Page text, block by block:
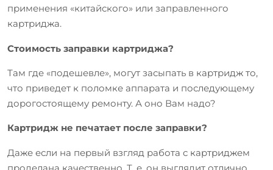
применения «китайского» или заправленного
картриджа.
Стоимость заправки картриджа?
Там где «подешевле», могут засыпать в картридж то,
что приведет к поломке аппарата и последующему
дорогостоящему ремонту. А оно Вам надо?
Картридж не печатает после заправки?
Даже если на первый взгляд работа с картриджем